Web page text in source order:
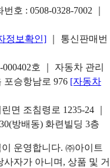
번호 : 0508-0328-7002
정보확인]
｜ 통신판매번
호 ｜ 자동차 관리
포승항남로 976 [자동차
면 조침령로 1235-24 ｜
방배동) 화련빌딩 3층
운영합니다. ㈜아이트
자가 아니며, 상품 및 거